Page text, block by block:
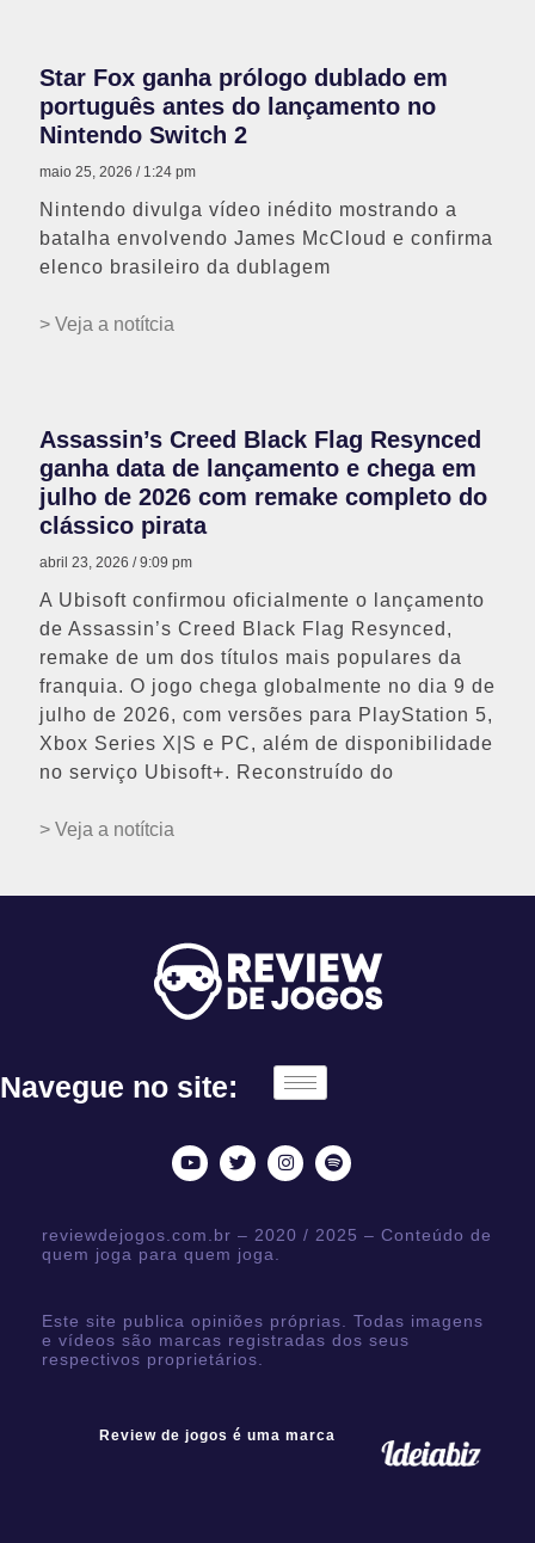
Star Fox ganha prólogo dublado em
português antes do lançamento no
Nintendo Switch 2
maio 25, 2026 1:24 pm
Nintendo divulga vídeo inédito mostrando a
batalha envolvendo James McCloud e confirma
elenco brasileiro da dublagem
> Veja a notítcia
Assassin’s Creed Black Flag Resynced
ganha data de lançamento e chega em
julho de 2026 com remake completo do
clássico pirata
abril 23, 2026 9:09 pm
A Ubisoft confirmou oficialmente o lançamento
de Assassin’s Creed Black Flag Resynced,
remake de um dos títulos mais populares da
franquia. O jogo chega globalmente no dia 9 de
julho de 2026, com versões para PlayStation 5,
Xbox Series X|S e PC, além de disponibilidade
no serviço Ubisoft+. Reconstruído do
> Veja a notítcia
Navegue no site:
reviewdejogos.com.br – 2020 / 2025 – Conteúdo de
quem joga para quem joga.
Este site publica opiniões próprias. Todas imagens
e vídeos são marcas registradas dos seus
respectivos proprietários.
Review de jogos é uma marca